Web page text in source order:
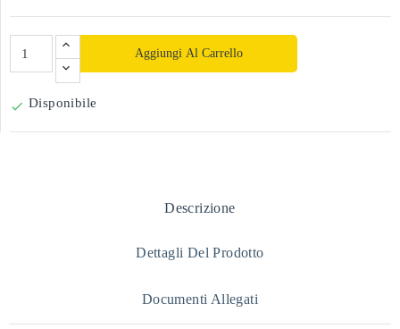
Aggiungi Al Carrello
 Disponibile
Descrizione
Dettagli Del Prodotto
Documenti Allegati